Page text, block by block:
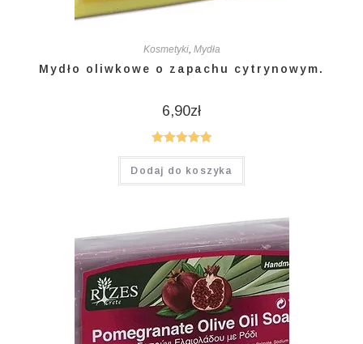
Kosmetyki, Mydła
Mydło oliwkowe o zapachu cytrynowym.
6,90zł
Oceniono
5.00na 5
Dodaj do koszyka